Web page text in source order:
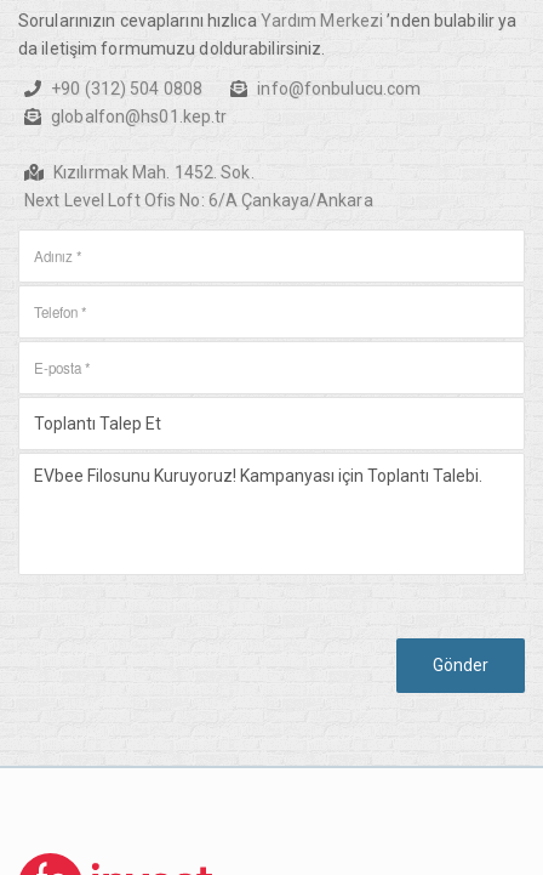
Sorularınızın cevaplarını hızlıca Yardım Merkezi ’nden bulabilir ya
da iletişim formumuzu doldurabilirsiniz.
+90 (312) 504 0808
info@fonbulucu.com
globalfon@hs01.kep.tr
Kızılırmak Mah. 1452. Sok.
Next Level Loft Ofis No: 6/A Çankaya/Ankara
Gönder